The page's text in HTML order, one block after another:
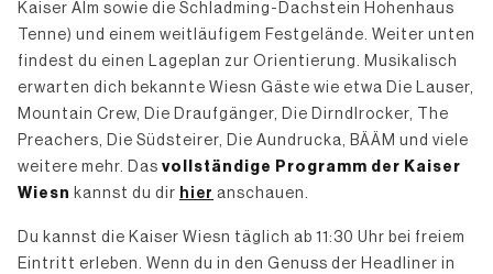
Kaiser Alm sowie die Schladming-Dachstein Hohenhaus
Tenne) und einem weitläufigem Festgelände. Weiter unten
findest du einen Lageplan zur Orientierung. Musikalisch
erwarten dich bekannte Wiesn Gäste wie etwa Die Lauser,
Mountain Crew, Die Draufgänger, Die Dirndlrocker, The
Preachers, Die Südsteirer, Die Aundrucka, BÄÄM und viele
weitere mehr. Das vollständige Programm der Kaiser
Wiesn kannst du dir hier anschauen.
Du kannst die Kaiser Wiesn täglich ab 11:30 Uhr bei freiem
Eintritt erleben. Wenn du in den Genuss der Headliner in